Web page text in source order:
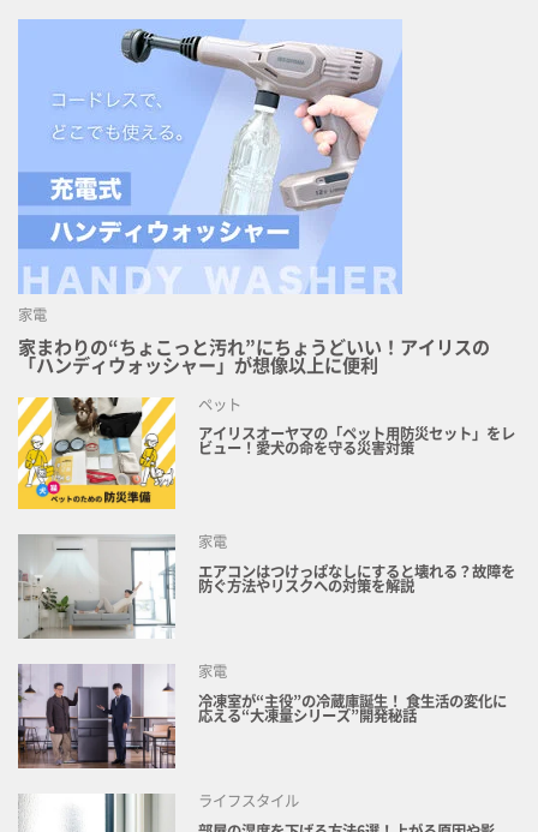
家電
家まわりの“ちょこっと汚れ”にちょうどいい！アイリスの
「ハンディウォッシャー」が想像以上に便利
ペット
アイリスオーヤマの「ペット用防災セット」をレ
ビュー！愛犬の命を守る災害対策
家電
エアコンはつけっぱなしにすると壊れる？故障を
防ぐ方法やリスクへの対策を解説
家電
冷凍室が“主役”の冷蔵庫誕生！ 食生活の変化に
応える“大凍量シリーズ”開発秘話
ライフスタイル